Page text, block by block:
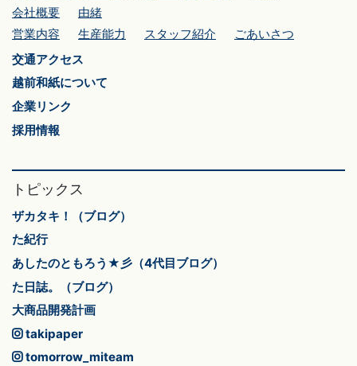
会社概要
由緒
営業内容
生産能力 スタッフ紹介
ごあいさつ
交通アクセス
越前和紙について
企業リンク
採用情報
トピックス
ザカタキ！（ブログ）
た紀行
あしたのともろう★彡（4代目ブログ）
た日誌。（ブログ）
大商品開発計画
takipaper
tomorrow_miteam